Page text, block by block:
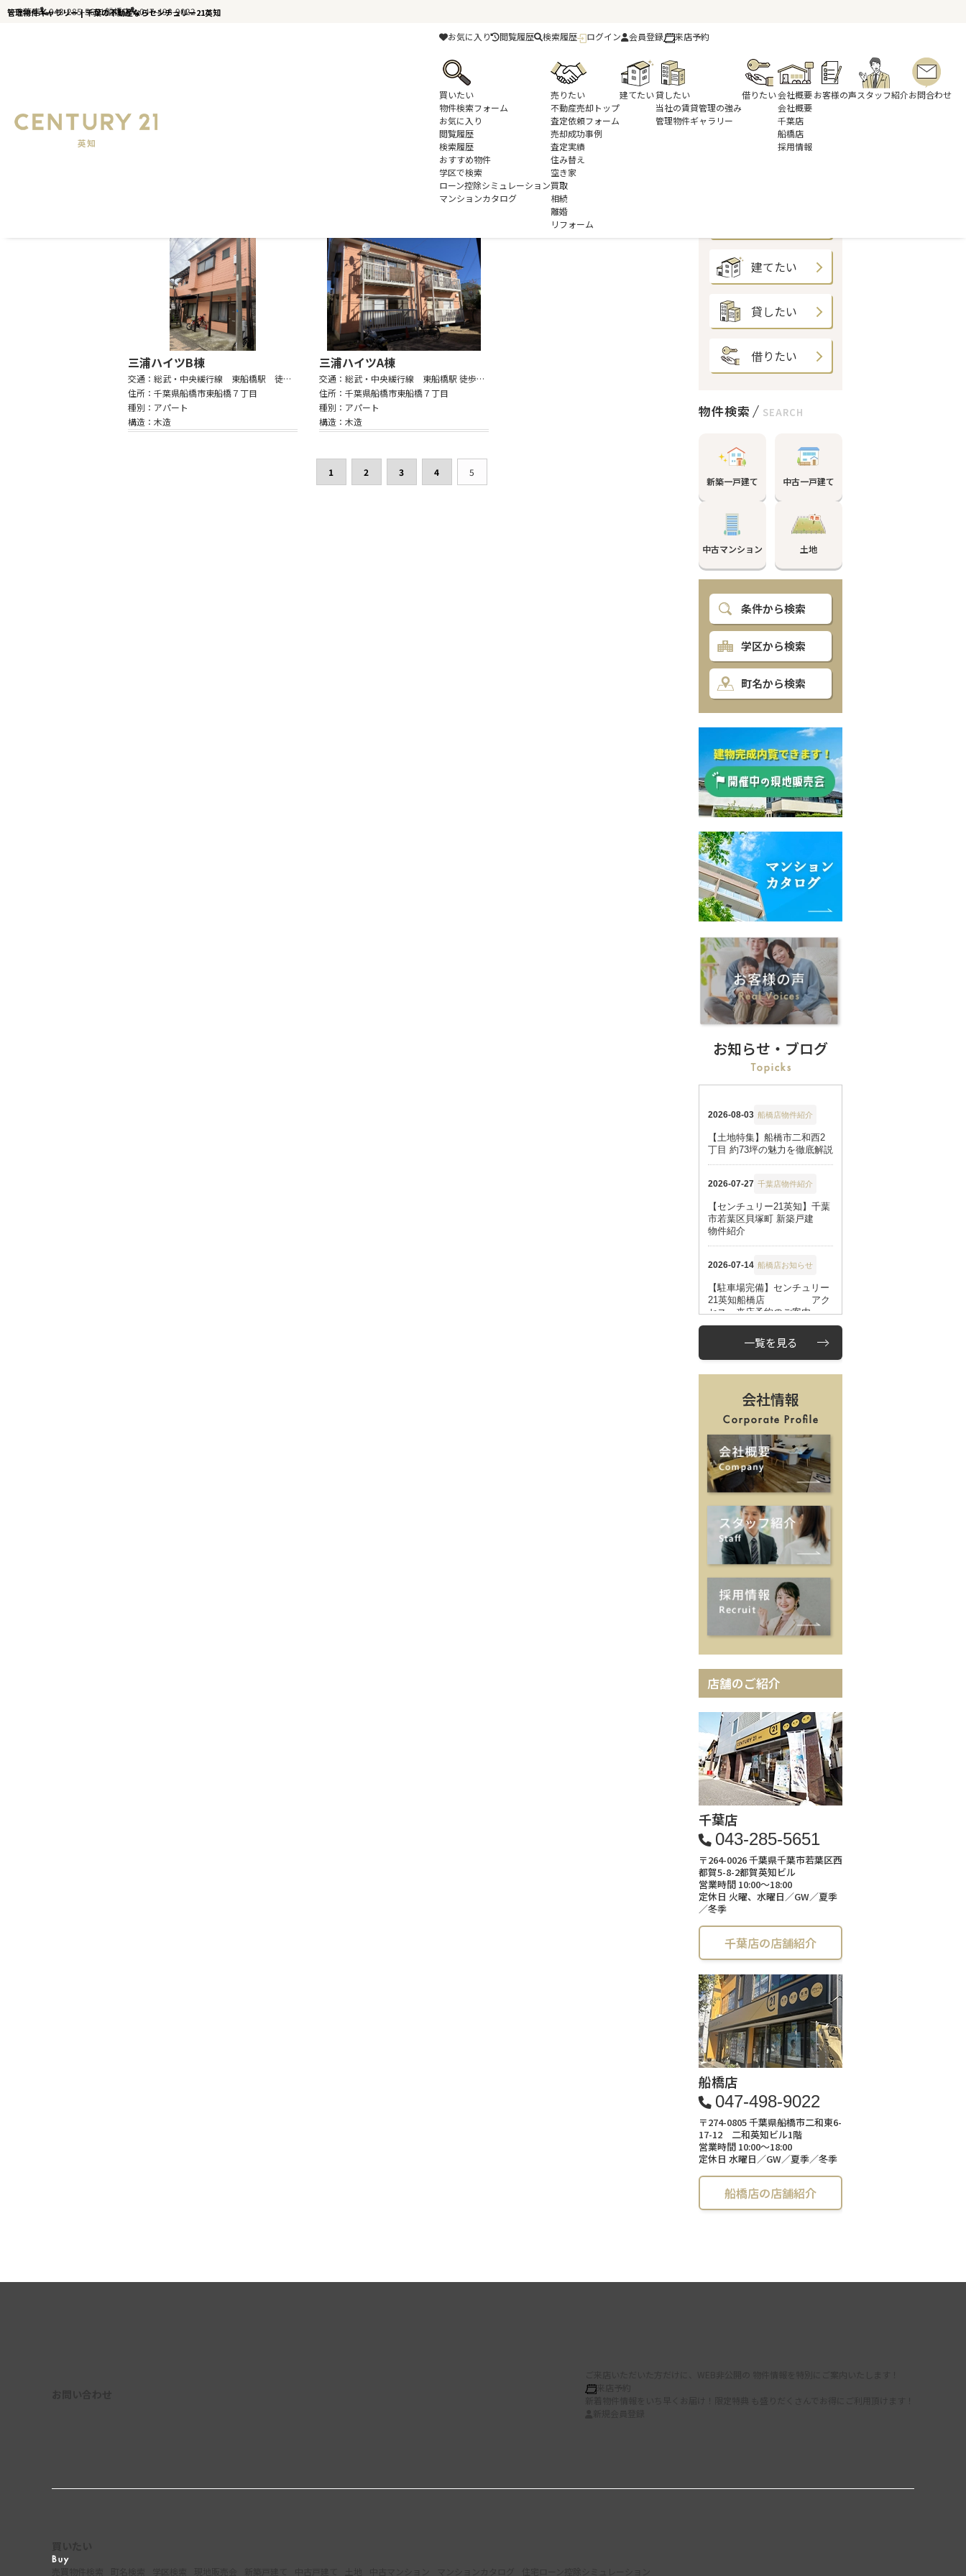
管理物件ギャラリー | 千葉の不動産ならセンチュリー21英知
千葉店 043-285-5651船橋店 047-498-9022
お気に入り 閲覧履歴 検索履歴 ログイン 会員登録 来店予約
買いたい
物件検索フォーム
お気に入り
閲覧履歴
検索履歴
おすすめ物件
学区で検索
ローン控除シミュレーション
マンションカタログ
売りたい
不動産売却トップ
査定依頼フォーム
売却成功事例
査定実績
住み替え
空き家
買取
相続
離婚
リフォーム
建てたい貸したい
当社の賃貸管理の強み
管理物件ギャラリー
借りたい会社概要
会社概要
千葉店
船橋店
採用情報
お客様の声スタッフ紹介お問合わせ
管理物件ギャラリー
三浦ハイツB棟
交通：総武・中央緩行線 東船橋駅 徒歩11分
住所：千葉県船橋市東船橋７丁目
種別：アパート
構造：木造
三浦ハイツA棟
交通：総武・中央緩行線 東船橋駅 徒歩11分
住所：千葉県船橋市東船橋７丁目
種別：アパート
構造：木造
1 2 3 4 5
建てたい
貸したい
借りたい
物件検索 SEARCH
新築一戸建て 中古一戸建て
中古マンション 土地
条件から検索
学区から検索
町名から検索
お知らせ・ブログ
一覧を見る
会社情報
店舗のご紹介
千葉店
043-285-5651
〒264-0026 千葉県千葉市若葉区西
都賀5-8-2都賀英知ビル
営業時間 10:00～18:00
定休日 火曜、水曜日／GW／夏季
／冬季
千葉店の店舗紹介
船橋店
047-498-9022
〒274-0805 千葉県船橋市二和東6-
17-12 二和英知ビル1階
営業時間 10:00～18:00
定休日 水曜日／GW／夏季／冬季
船橋店の店舗紹介